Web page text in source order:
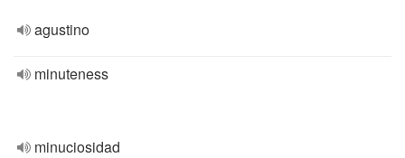
agustino
minuteness
minuciosidad